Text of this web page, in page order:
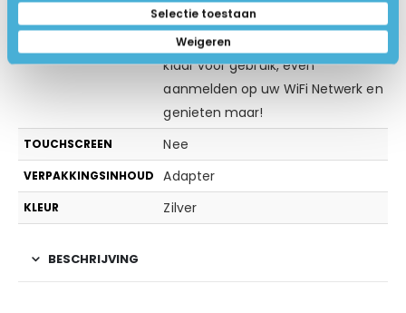
Selectie toestaan
Weigeren
15.6 diagonal LED backlight FHD IPS
Deze Windows laptop is direct
klaar voor gebruik, even
aanmelden op uw WiFi Netwerk en
genieten maar!
TOUCHSCREEN Nee
VERPAKKINGSINHOUD Adapter
KLEUR Zilver
BESCHRIJVING